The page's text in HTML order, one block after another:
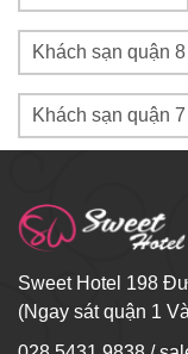
Khách sạn quận 8
Khách sạn quận 7
Sweet Hotel 198
(Ngay sát quận 1